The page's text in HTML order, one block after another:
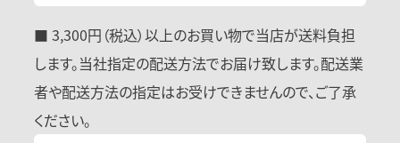
■ 3,300円（税込）以上のお買い物で当店が送料負担
します。当社指定の配送方法でお届け致します。配送業
者や配送方法の指定はお受けできませんので、ご了承
ください。